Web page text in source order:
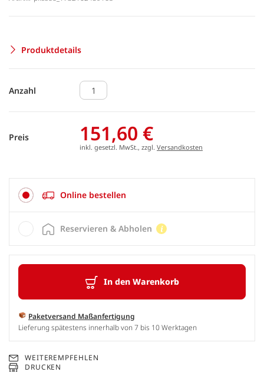
Produktdetails
Anzahl
Preis 151,60 €
inkl. gesetzl. MwSt., zzgl. Versandkosten
Online bestellen
In den Warenkorb
Paketversand Maßanfertigung
Lieferung spätestens innerhalb von 7 bis 10 Werktagen
Reservieren & Abholen
WEITEREMPFEHLEN
DRUCKEN